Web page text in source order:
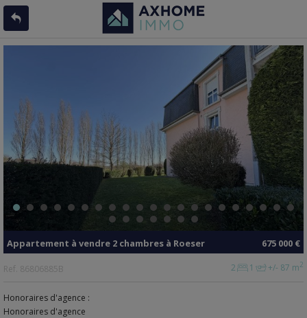
675 000 €
Appartement à vendre 2 chambres à Roeser
Ref. 86806885B 2 1 +/- 87 m2
Honoraires d'agence :
Honoraires d'agence